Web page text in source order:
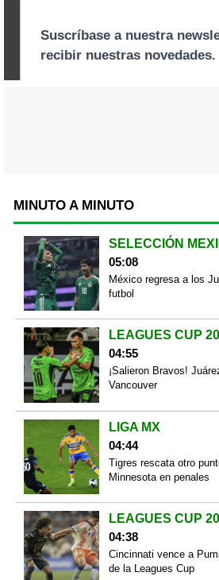
MINUTO A MINUTO
SELECCIÓN
05:08
México regresa a los
futbol
LEAGUES CUP
04:55
¡Salieron Bravos!
Vancouver
LIGA MX
04:44
Tigres rescata otro
Minnesota en penales
LEAGUES CUP
04:38
Cincinnati vence a
de la Leagues Cup